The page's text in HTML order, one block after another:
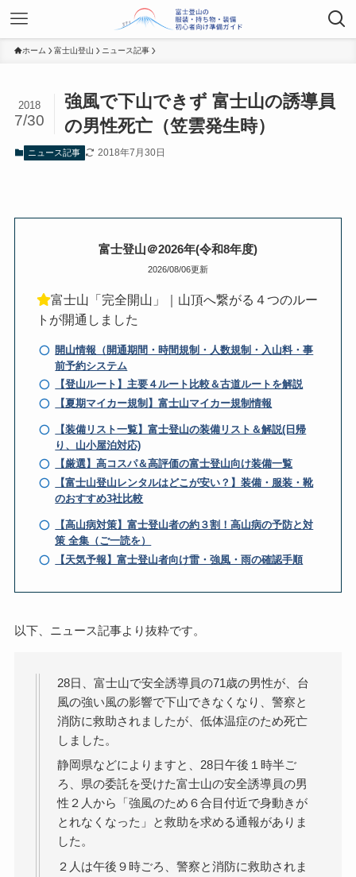
ホーム 富士山登山 ニュース記事
強風で下山できず 富士山の誘導員
の男性死亡（笠雲発生時）
2018
7/30
ニュース記事 2018年7月30日
富士登山＠2026年(令和8年度)
2026/08/06更新
富士山「完全開山」｜山頂へ繋がる４つのルー
トが開通しました
開山情報（開通期間・時間規制・人数規制・入山料・事
前予約システム
【登山ルート】主要４ルート比較＆古道ルートを解説
【夏期マイカー規制】富士山マイカー規制情報
【装備リスト一覧】富士登山の装備リスト＆解説(日帰
り、山小屋泊対応)
【厳選】高コスパ＆高評価の富士登山向け装備一覧
【富士山登山レンタルはどこが安い？】装備・服装・靴
のおすすめ3社比較
【高山病対策】富士登山者の約３割！高山病の予防と対
策 全集（ご一読を）
【天気予報】富士登山者向け雷・強風・雨の確認手順
以下、ニュース記事より抜粋です。
28日、富士山で安全誘導員の71歳の男性が、台
風の強い風の影響で下山できなくなり、警察と
消防に救助されましたが、低体温症のため死亡
しました。
静岡県などによりますと、28日午後１時半ご
ろ、県の委託を受けた富士山の安全誘導員の男
性２人から「強風のため６合目付近で身動きが
とれなくなった」と救助を求める通報がありま
した。
２人は午後９時ごろ、警察と消防に救助されま